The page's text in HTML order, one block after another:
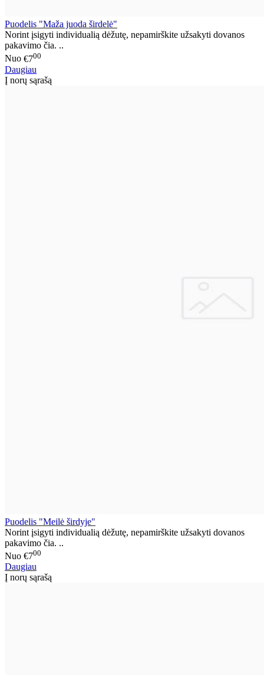
Puodelis "Maža juoda širdelė"
Norint įsigyti individualią dėžutę, nepamirškite užsakyti dovanos
pakavimo čia. ..
Nuo €700
Daugiau
Į norų sąrašą
Puodelis "Meilė širdyje"
Norint įsigyti individualią dėžutę, nepamirškite užsakyti dovanos
pakavimo čia. ..
Nuo €700
Daugiau
Į norų sąrašą